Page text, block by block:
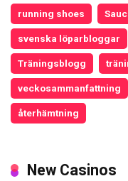
running shoes
svenska löparbloggar
Träningsblogg
veckosammanfattning
återhämtning
New Casinos